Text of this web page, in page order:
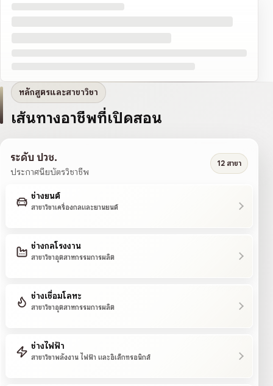
หลักสูตรและสาขาวิชา
เส้นทางอาชีพที่เปิดสอน
ระดับ ปวช.
ประกาศนียบัตรวิชาชีพ
12 สาขา
ช่างยนต์
สาขาวิชาเครื่องกลและยานยนต์
ช่างกลโรงงาน
สาขาวิชาอุตสาหกรรมการผลิต
ช่างเชื่อมโลหะ
สาขาวิชาอุตสาหกรรมการผลิต
ช่างไฟฟ้า
สาขาวิชาพลังงาน ไฟฟ้า และอิเล็กทรอนิกส์